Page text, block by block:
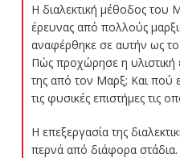
Η διαλεκτική μέθοδος του
έρευνας από πολλούς
αναφέρθηκε σε αυτήν ως το
Πώς προχώρησε η υλιστική
της από τον Μαρξ; Και πού
τις φυσικές επιστήμες τις
Η επεξεργασία της
περνά από διάφορα